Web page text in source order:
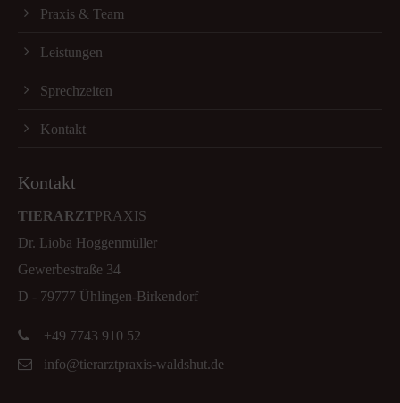
Praxis & Team
Leistungen
Sprechzeiten
Kontakt
Kontakt
TIERARZTPRAXIS
Dr. Lioba Hoggenmüller
Gewerbestraße 34
D - 79777 Ühlingen-Birkendorf
+49 7743 910 52
info@tierarztpraxis-waldshut.de